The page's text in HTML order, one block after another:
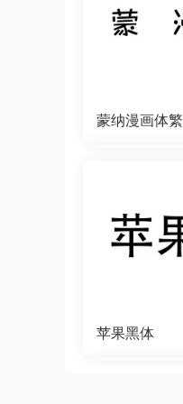
蒙纳漫画体繁
苹果黑体